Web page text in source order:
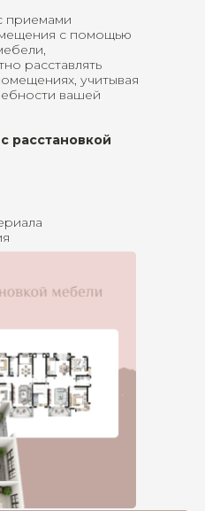
приемами
с помощью
расставлять
учитывая
вашей
расстановкой